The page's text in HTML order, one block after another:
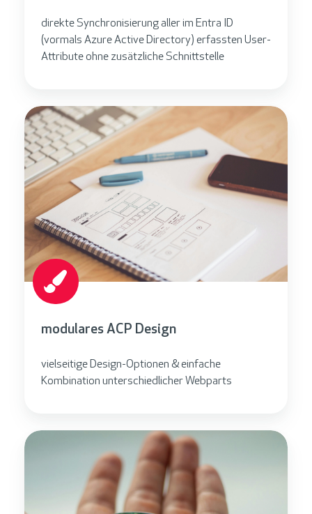
direkte Synchronisierung aller im Entra ID
(vormals Azure Active Directory) erfassten User-
Attribute ohne zusätzliche Schnittstelle
modulares ACP Design
vielseitige Design-Optionen & einfache
Kombination unterschiedlicher Webparts